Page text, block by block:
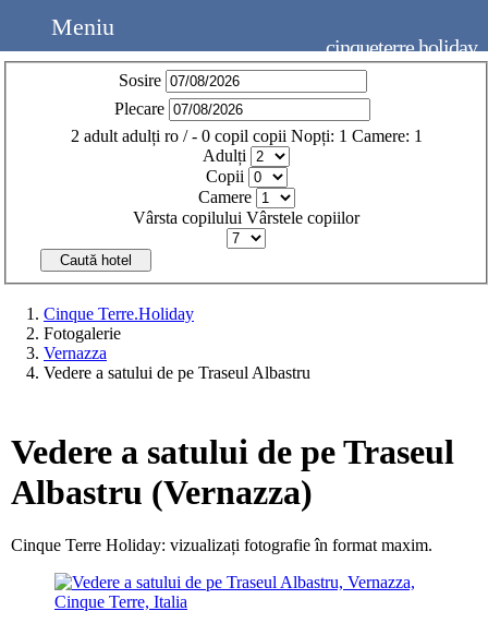
Meniu
cinqueterre.holiday
Sosire
Plecare
2 adult adulți ro / - 0 copil copii Nopți: 1 Camere: 1
Adulți
Copii
Camere
Vârsta copilului Vârstele copiilor
Caută hotel
Cinque Terre.Holiday
Fotogalerie
Vernazza
Vedere a satului de pe Traseul Albastru
Vedere a satului de pe Traseul
Albastru (Vernazza)
Cinque Terre Holiday: vizualizați fotografie în format maxim.